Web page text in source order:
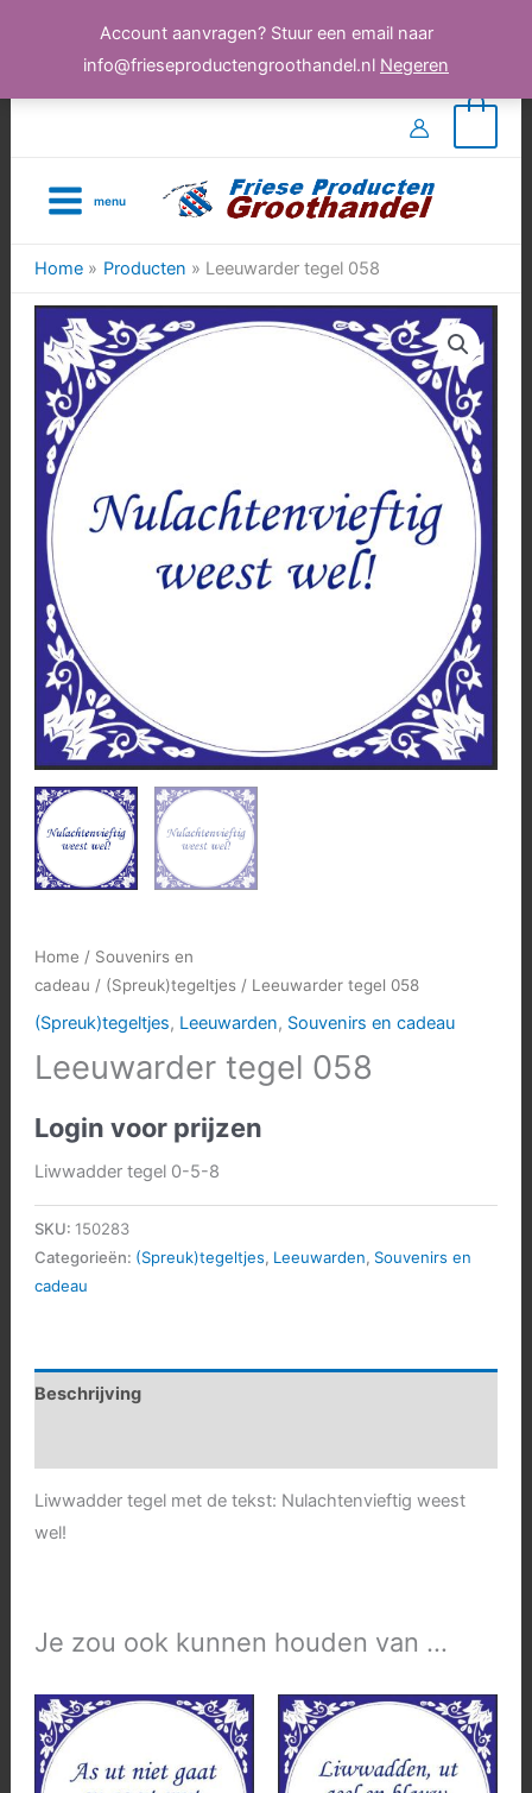
Account aanvragen? Stuur een email naar
info@frieseproductengroothandel.nl Negeren
inhoud
menu
Home Producten Leeuwarder tegel 058
Home / Souvenirs en
cadeau / (Spreuk)tegeltjes/ Leeuwarder tegel 058
(Spreuk)tegeltjes, Leeuwarden, Souvenirs en cadeau
Leeuwarder tegel 058
Login voor prijzen
Liwwadder tegel 0-5-8
SKU: 150283
Categorieën: (Spreuk)tegeltjes, Leeuwarden, Souvenirs en
cadeau
Beschrijving
Liwwadder tegel met de tekst: Nulachtenvieftig weest
wel!
Je zou ook kunnen houden van …